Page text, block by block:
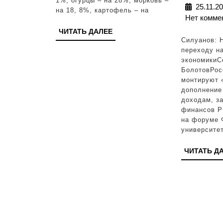
на 18, 8%, картофель – на
ЧИТАТЬ ДАЛЕЕЧИТАТЬ
ДАЛЕЕ
Нет
Силуанов:
переходу
монтируют
доходам,
финансов
на форуме
ЧИТАТЬ